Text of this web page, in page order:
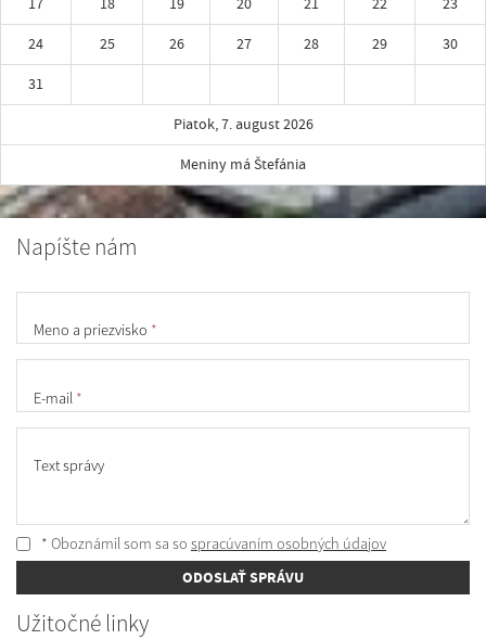
17
18 19 20 21 22
23
24
25 26 27 28 29
30
31
Piatok, 7. august 2026
Meniny má Štefánia
Napíšte nám
Meno a priezvisko *
E-mail *
Text správy
* Oboznámil som sa so spracúvaním osobných údajov
ODOSLAŤ SPRÁVU
Užitočné linky